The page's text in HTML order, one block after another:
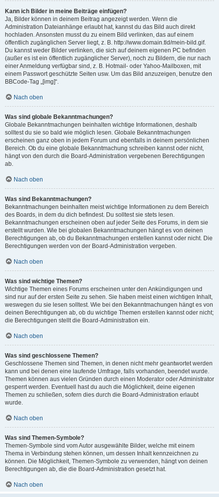
Kann ich Bilder in meine Beiträge einfügen?
Ja, Bilder können in deinem Beitrag angezeigt werden. Wenn die
Administration Dateianhänge erlaubt hat, kannst du das Bild auch direkt
hochladen. Ansonsten musst du zu einem Bild verlinken, das auf einem
öffentlich zugänglichen Server liegt, z. B. http://www.domain.tld/mein-bild.gif.
Du kannst weder Bilder verlinken, die sich auf deinem eigenen PC befinden
(außer es ist ein öffentlich zugänglicher Server), noch zu Bildern, die nur nach
einer Anmeldung verfügbar sind, z. B. Hotmail- oder Yahoo-Mailboxen, mit
einem Passwort geschützte Seiten usw. Um das Bild anzuzeigen, benutze den
BBCode-Tag „[img]“.
Nach oben
Was sind globale Bekanntmachungen?
Globale Bekanntmachungen beinhalten wichtige Informationen, deshalb
solltest du sie so bald wie möglich lesen. Globale Bekanntmachungen
erscheinen ganz oben in jedem Forum und ebenfalls in deinem persönlichen
Bereich. Ob du eine globale Bekanntmachung schreiben kannst oder nicht,
hängt von den durch die Board-Administration vergebenen Berechtigungen
ab.
Nach oben
Was sind Bekanntmachungen?
Bekanntmachungen beinhalten meist wichtige Informationen zu dem Bereich
des Boards, in dem du dich befindest. Du solltest sie stets lesen.
Bekanntmachungen erscheinen oben auf jeder Seite des Forums, in dem sie
erstellt wurden. Wie bei globalen Bekanntmachungen hängt es von deinen
Berechtigungen ab, ob du Bekanntmachungen erstellen kannst oder nicht. Die
Berechtigungen werden von der Board-Administration vergeben.
Nach oben
Was sind wichtige Themen?
Wichtige Themen eines Forums erscheinen unter den Ankündigungen und
sind nur auf der ersten Seite zu sehen. Sie haben meist einen wichtigen Inhalt,
weswegen du sie lesen solltest. Wie bei den Bekanntmachungen hängt es von
deinen Berechtigungen ab, ob du wichtige Themen erstellen kannst oder nicht;
die Berechtigungen stellt die Board-Administration ein.
Nach oben
Was sind geschlossene Themen?
Geschlossene Themen sind Themen, in denen nicht mehr geantwortet werden
kann und bei denen eine laufende Umfrage, falls vorhanden, beendet wurde.
Themen können aus vielen Gründen durch einen Moderator oder Administrator
gesperrt werden. Eventuell hast du auch die Möglichkeit, deine eigenen
Themen zu schließen, sofern dies durch die Board-Administration erlaubt
wurde.
Nach oben
Was sind Themen-Symbole?
Themen-Symbole sind vom Autor ausgewählte Bilder, welche mit einem
Thema in Verbindung stehen können, um dessen Inhalt kennzeichnen zu
können. Die Möglichkeit, Themen-Symbole zu verwenden, hängt von deinen
Berechtigungen ab, die die Board-Administration gesetzt hat.
Nach oben